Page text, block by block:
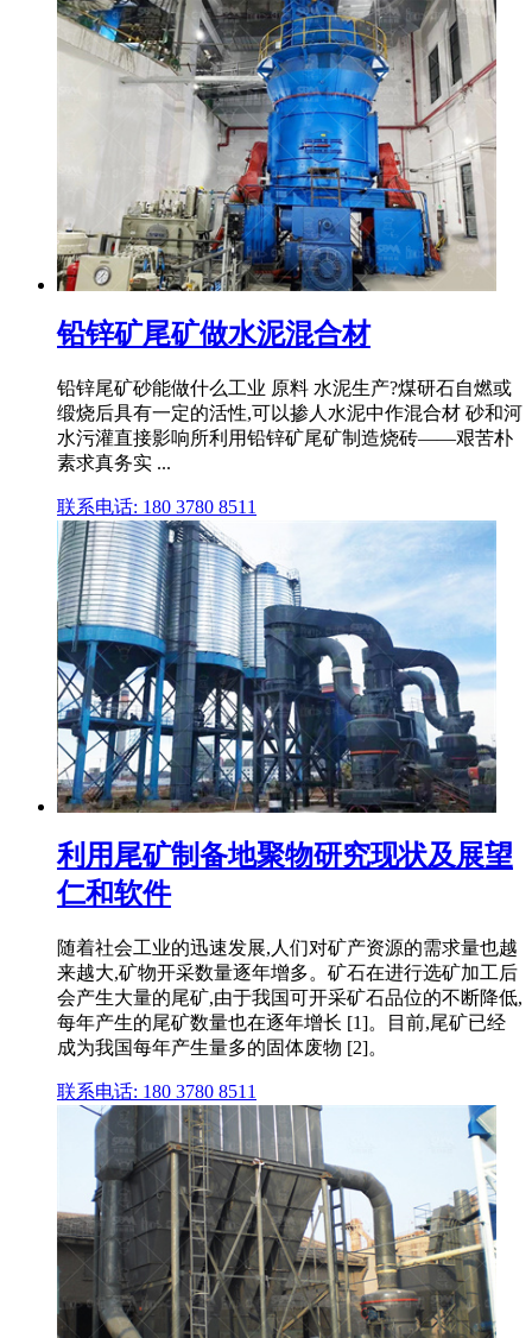
铅锌矿尾矿做水泥混合材
铅锌尾矿砂能做什么工业 原料 水泥生产?煤研石自燃或
缎烧后具有一定的活性,可以掺人水泥中作混合材 砂和河
水污灌直接影响所利用铅锌矿尾矿制造烧砖——艰苦朴
素求真务实 ...
联系电话: 180 3780 8511
利用尾矿制备地聚物研究现状及展望
仁和软件
随着社会工业的迅速发展,人们对矿产资源的需求量也越
来越大,矿物开采数量逐年增多。矿石在进行选矿加工后
会产生大量的尾矿,由于我国可开采矿石品位的不断降低,
每年产生的尾矿数量也在逐年增长 [1]。目前,尾矿已经
成为我国每年产生量多的固体废物 [2]。
联系电话: 180 3780 8511